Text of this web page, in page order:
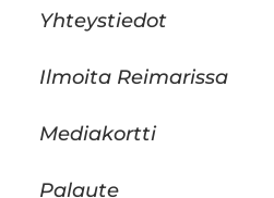
Yhteystiedot
Ilmoita Reimarissa
Mediakortti
Palaute